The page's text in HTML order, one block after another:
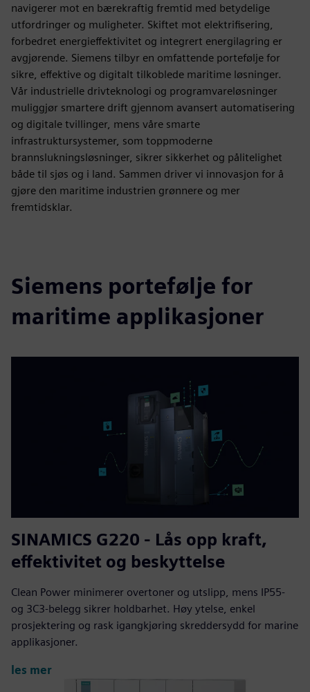
navigerer mot en bærekraftig fremtid med betydelige
utfordringer og muligheter. Skiftet mot elektrifisering,
forbedret energieffektivitet og integrert energilagring er
avgjørende. Siemens tilbyr en omfattende portefølje for
sikre, effektive og digitalt tilkoblede maritime løsninger.
Vår industrielle drivteknologi og programvareløsninger
muliggjør smartere drift gjennom avansert automatisering
og digitale tvillinger, mens våre smarte
infrastruktursystemer, som toppmoderne
brannslukningsløsninger, sikrer sikkerhet og pålitelighet
både til sjøs og i land. Sammen driver vi innovasjon for å
gjøre den maritime industrien grønnere og mer
fremtidsklar.
Siemens portefølje for
maritime applikasjoner
SINAMICS G220 - Lås opp kraft,
effektivitet og beskyttelse
Clean Power minimerer overtoner og utslipp, mens IP55-
og 3C3-belegg sikrer holdbarhet. Høy ytelse, enkel
prosjektering og rask igangkjøring skreddersydd for marine
applikasjoner.
les mer